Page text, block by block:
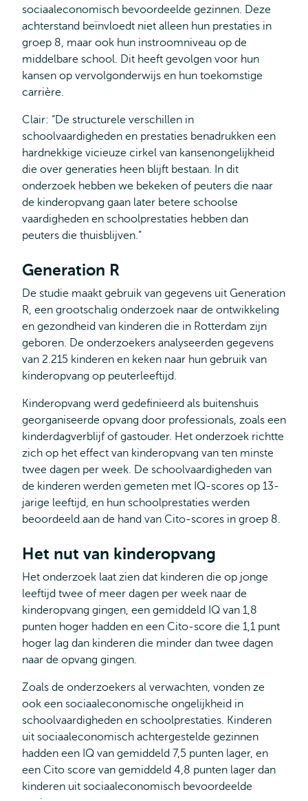
sociaaleconomisch bevoordeelde gezinnen. Deze
achterstand beïnvloedt niet alleen hun prestaties in
groep 8, maar ook hun instroomniveau op de
middelbare school. Dit heeft gevolgen voor hun
kansen op vervolgonderwijs en hun toekomstige
carrière.
Clair: “De structurele verschillen in
schoolvaardigheden en prestaties benadrukken een
hardnekkige vicieuze cirkel van kansenongelijkheid
die over generaties heen blijft bestaan. In dit
onderzoek hebben we bekeken of peuters die naar
de kinderopvang gaan later betere schoolse
vaardigheden en schoolprestaties hebben dan
peuters die thuisblijven.”
Generation R
De studie maakt gebruik van gegevens uit Generation
R, een grootschalig onderzoek naar de ontwikkeling
en gezondheid van kinderen die in Rotterdam zijn
geboren. De onderzoekers analyseerden gegevens
van 2.215 kinderen en keken naar hun gebruik van
kinderopvang op peuterleeftijd.
Kinderopvang werd gedefinieerd als buitenshuis
georganiseerde opvang door professionals, zoals een
kinderdagverblijf of gastouder. Het onderzoek richtte
zich op het effect van kinderopvang van ten minste
twee dagen per week. De schoolvaardigheden van
de kinderen werden gemeten met IQ-scores op 13-
jarige leeftijd, en hun schoolprestaties werden
beoordeeld aan de hand van Cito-scores in groep 8.
Het nut van kinderopvang
Het onderzoek laat zien dat kinderen die op jonge
leeftijd twee of meer dagen per week naar de
kinderopvang gingen, een gemiddeld IQ van 1,8
punten hoger hadden en een Cito-score die 1,1 punt
hoger lag dan kinderen die minder dan twee dagen
naar de opvang gingen.
Zoals de onderzoekers al verwachten, vonden ze
ook een sociaaleconomische ongelijkheid in
schoolvaardigheden en schoolprestaties. Kinderen
uit sociaaleconomisch achtergestelde gezinnen
hadden een IQ van gemiddeld 7,5 punten lager, en
een Cito score van gemiddeld 4,8 punten lager dan
kinderen uit sociaaleconomisch bevoordeelde